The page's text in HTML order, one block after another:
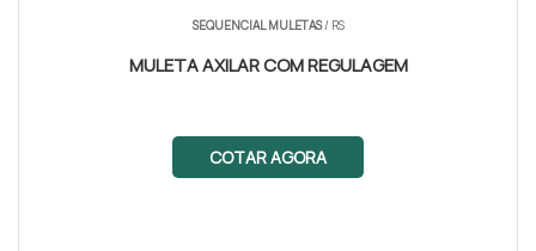
SEQUENCIAL MULETAS/ RS
MULETA AXILAR COM REGULAGEM
COTAR AGORA